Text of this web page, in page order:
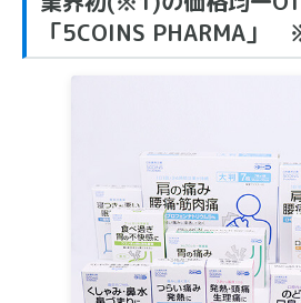
「5COINS PHARMA」